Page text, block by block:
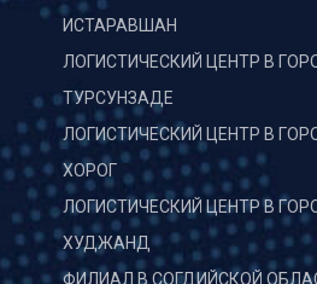
ИСТАРАВШАН
ЛОГИСТИЧЕСКИЙ ЦЕНТР В
ТУРСУНЗАДЕ
ЛОГИСТИЧЕСКИЙ ЦЕНТР В
ХОРОГ
ЛОГИСТИЧЕСКИЙ ЦЕНТР В
ХУДЖАНД
ФИЛИАЛ В СОГДИЙСКОЙ